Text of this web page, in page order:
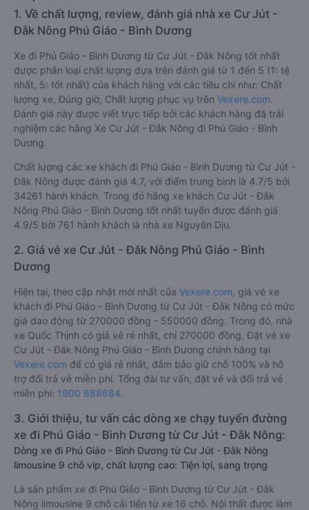
1. Về chất lượng, review, đánh giá nhà xe Cư Jút -
Đắk Nông Phú Giáo - Bình Dương
Xe đi Phú Giáo - Bình Dương từ Cư Jút - Đắk Nông tốt nhất
được phân loại chất lượng dựa trên đánh giá từ 1 đến 5 (1: tệ
nhất, 5: tốt nhất) của khách hàng với các tiêu chí như: Chất
lượng xe, Đúng giờ, Chất lượng phục vụ trên Vexere.com.
Đánh giá này được viết trực tiếp bởi các khách hàng đã trải
nghiệm các hãng Xe Cư Jút - Đắk Nông đi Phú Giáo - Bình
Dương.
Chất lượng các xe khách đi Phú Giáo - Bình Dương từ Cư Jút -
Đắk Nông được đánh giá 4.7, với điểm trung bình là 4.7/5 bởi
34261 hành khách. Trong đó hãng xe khách Cư Jút - Đắk
Nông Phú Giáo - Bình Dương tốt nhất tuyến được đánh giá
4.9/5 bởi 761 hành khách là nhà xe Nguyên Dịu.
2. Giá vé xe Cư Jút - Đắk Nông Phú Giáo - Bình
Dương
Hiện tại, theo cập nhật mới nhất của Vexere.com , giá vé xe
khách đi Phú Giáo - Bình Dương từ Cư Jút - Đắk Nông có mức
giá dao động từ 270000 đồng - 550000 đồng. Trong đó, nhà
xe Quốc Thịnh có giá vé rẻ nhất, chỉ 270000 đồng. Đặt vé xe
Cư Jút - Đắk Nông Phú Giáo - Bình Dương chính hãng tại
Vexere.com để có giá rẻ nhất, đảm bảo giữ chỗ 100% và hỗ
trợ đổi trả vé miễn phí. Tổng đài tư vấn, đặt vé và đổi trả vé
miễn phí: 1900 888684.
3. Giới thiệu, tư vấn các dòng xe chạy tuyến đường
xe đi Phú Giáo - Bình Dương từ Cư Jút - Đắk Nông:
Dòng xe đi Phú Giáo - Bình Dương từ Cư Jút - Đắk Nông
limousine 9 chỗ vip, chất lượng cao: Tiện lợi, sang trọng
Là sản phẩm xe đi Phú Giáo - Bình Dương từ Cư Jút - Đắk
Nông limousine 9 chỗ cải tiến từ xe 16 chỗ. Nội thất được làm